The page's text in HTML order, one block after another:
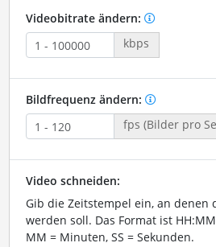
Videobitrate ändern:
kbps
Bildfrequenz ändern:
fps (Bilder pro
Video schneiden:
Gib die Zeitstempel ein, an denen
werden soll. Das Format ist
MM = Minuten, SS = Sekunden.